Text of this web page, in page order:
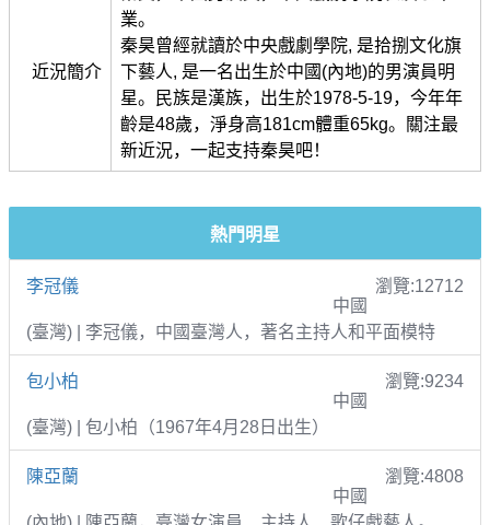
近況簡介
業。
秦昊曾經就讀於中央戲劇學院, 是拾捌文化旗
下藝人, 是一名出生於中國(內地)的男演員明
星。民族是漢族，出生於1978-5-19，今年年
齡是48歲，淨身高181cm體重65kg。關注最
新近況，一起支持秦昊吧！
熱門明星
李冠儀
瀏覽:12712
中國
(臺灣) | 李冠儀，中國臺灣人，著名主持人和平面模特
包小柏
瀏覽:9234
中國
(臺灣) | 包小柏（1967年4月28日出生）
陳亞蘭
瀏覽:4808
中國